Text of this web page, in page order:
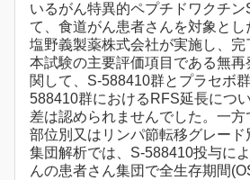
いるがん特異的ペプチドワクチ
て、食道がん患者さんを対象と
塩野義製薬株式会社が実施し、完
本試験の主要評価項目である無再
関して、S-588410群とプラセボ
588410群におけるRFS延長につ
差は認められませんでした。一
部位別又はリンパ節転移グレード
集団解析では、S-588410投与に
んの患者さん集団で全生存期間